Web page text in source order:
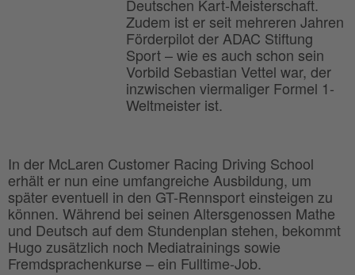
Deutschen Kart-Meisterschaft.
Zudem ist er seit mehreren Jahren
Förderpilot der ADAC Stiftung
Sport – wie es auch schon sein
Vorbild Sebastian Vettel war, der
inzwischen viermaliger Formel 1-
Weltmeister ist.
In der McLaren Customer Racing Driving School
erhält er nun eine umfangreiche Ausbildung, um
später eventuell in den GT-Rennsport einsteigen zu
können. Während bei seinen Altersgenossen Mathe
und Deutsch auf dem Stundenplan stehen, bekommt
Hugo zusätzlich noch Mediatrainings sowie
Fremdsprachenkurse – ein Fulltime-Job.